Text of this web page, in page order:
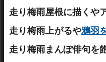
走り梅雨屋根に描くや
走り梅雨上がるや鴉羽
走り梅雨まんぽ俳句を